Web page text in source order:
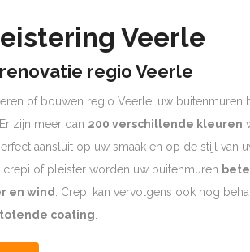
Veerle
regio Veerle
of bouwen regio Veerle, uw buitenmuren
zijn meer dan 200 verschillende kleuren
aansluit op uw smaak en op de stijl van
crepi of pleister worden uw buitenmuren
en wind
. Crepi kan vervolgens ook nog
coating